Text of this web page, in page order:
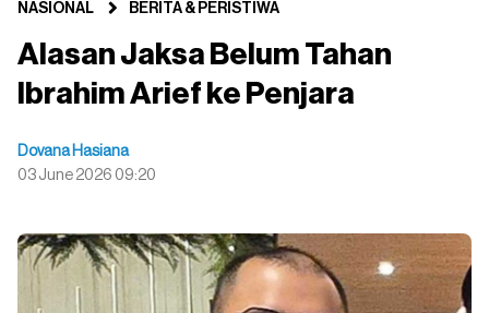
NASIONAL BERITA & PERISTIWA
Alasan Jaksa Belum Tahan
Ibrahim Arief ke Penjara
Dovana Hasiana
03 June 2026 09:20